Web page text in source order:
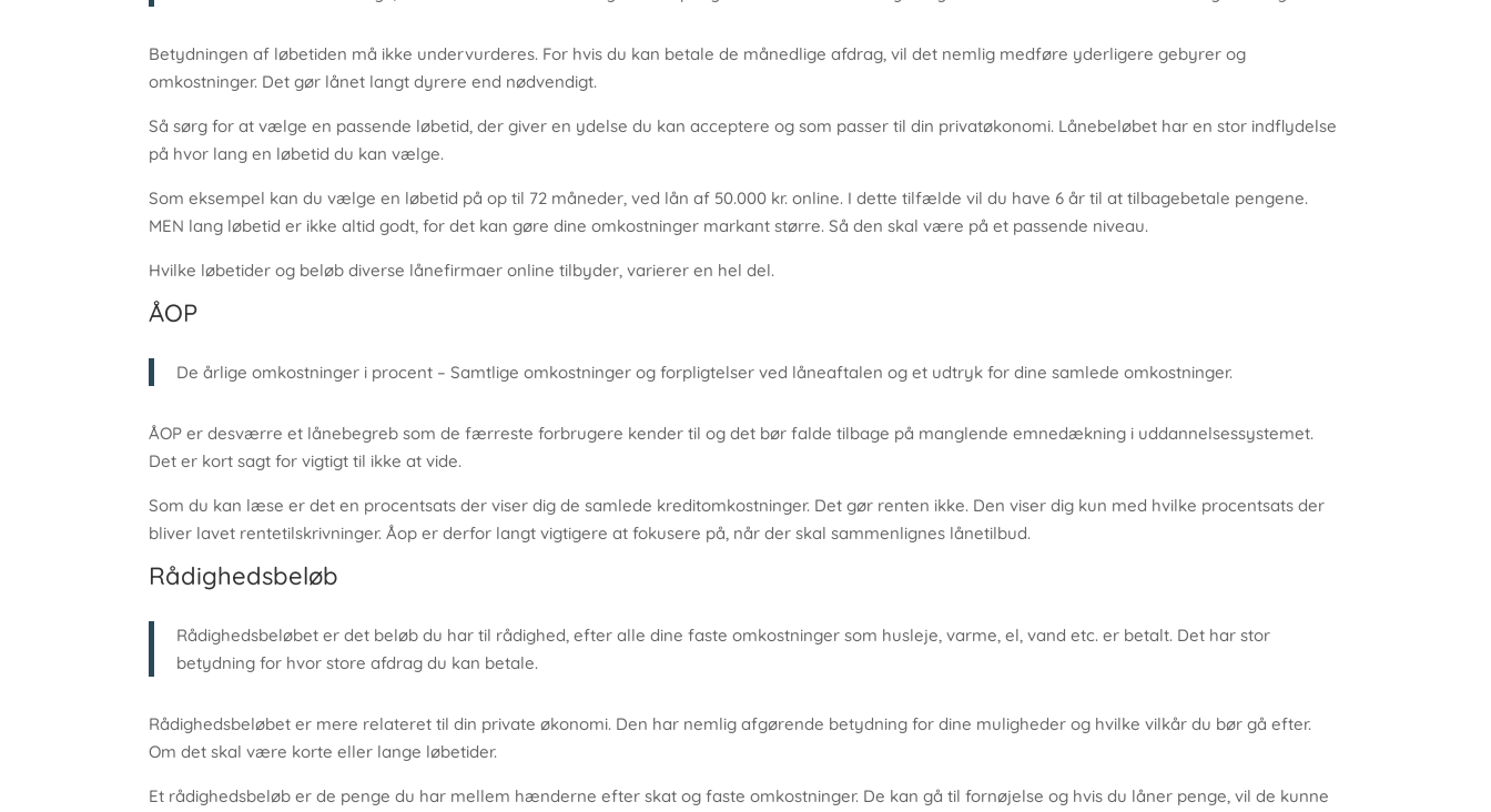
Betydningen af løbetiden må ikke undervurderes. For hvis du kan betale de månedlige afdrag, vil det nemlig medføre yderligere gebyrer og
omkostninger. Det gør lånet langt dyrere end nødvendigt.
Så sørg for at vælge en passende løbetid, der giver en ydelse du kan acceptere og som passer til din privatøkonomi. Lånebeløbet har en stor indflydelse
på hvor lang en løbetid du kan vælge.
Som eksempel kan du vælge en løbetid på op til 72 måneder, ved lån af 50.000 kr. online. I dette tilfælde vil du have 6 år til at tilbagebetale pengene.
MEN lang løbetid er ikke altid godt, for det kan gøre dine omkostninger markant større. Så den skal være på et passende niveau.
Hvilke løbetider og beløb diverse lånefirmaer online tilbyder, varierer en hel del.
ÅOP
De årlige omkostninger i procent – Samtlige omkostninger og forpligtelser ved låneaftalen og et udtryk for dine samlede omkostninger.
ÅOP er desværre et lånebegreb som de færreste forbrugere kender til og det bør falde tilbage på manglende emnedækning i uddannelsessystemet.
Det er kort sagt for vigtigt til ikke at vide.
Som du kan læse er det en procentsats der viser dig de samlede kreditomkostninger. Det gør renten ikke. Den viser dig kun med hvilke procentsats der
bliver lavet rentetilskrivninger. Åop er derfor langt vigtigere at fokusere på, når der skal sammenlignes lånetilbud.
Rådighedsbeløb
Rådighedsbeløbet er det beløb du har til rådighed, efter alle dine faste omkostninger som husleje, varme, el, vand etc. er betalt. Det har stor
betydning for hvor store afdrag du kan betale.
Rådighedsbeløbet er mere relateret til din private økonomi. Den har nemlig afgørende betydning for dine muligheder og hvilke vilkår du bør gå efter.
Om det skal være korte eller lange løbetider.
Et rådighedsbeløb er de penge du har mellem hænderne efter skat og faste omkostninger. De kan gå til fornøjelse og hvis du låner penge, vil de kunne